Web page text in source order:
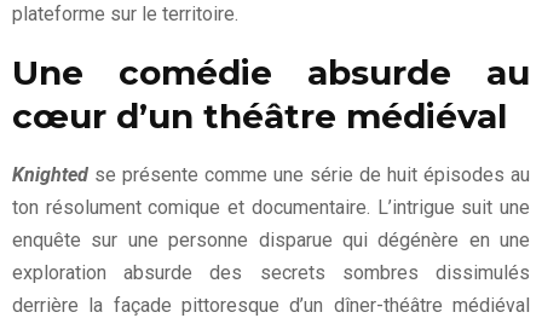
plateforme sur le territoire.
Une comédie absurde au
cœur d’un théâtre médiéval
Knighted se présente comme une série de huit épisodes au
ton résolument comique et documentaire. L’intrigue suit une
enquête sur une personne disparue qui dégénère en une
exploration absurde des secrets sombres dissimulés
derrière la façade pittoresque d’un dîner-théâtre médiéval